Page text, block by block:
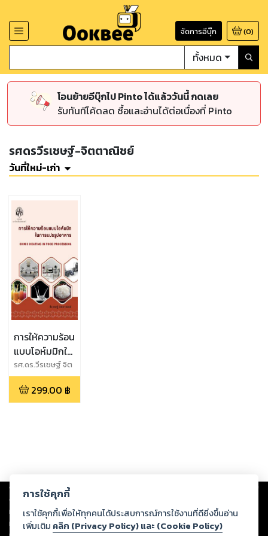
จัดการอีบุ๊ก (0)
ทั้งหมด
โอนย้ายอีบุ๊กไป Pinto ได้แล้ววันนี้ กดเลย
รับทันทีโค้ดลด ซื้อและอ่านได้ต่อเนื่องที่ Pinto
รศดรวีรเชษฐ์-จิตตาณิชย์
วันที่ใหม่-เก่า
การให้ความร้อน
แบบโอห์มมิกใน
การแปรรูป
อาหาร
รศ.ดร.วีรเชษฐ์ จิต
ตาณิชย์
299.00 ฿
Copyright © 2026
ต่อผลงานหรือเนื้อหาใดที่อัปโหลดผ่านเว็บไซต์และปรากฏว่าละเมิดสิทธิใน
ทรัพย์สินทางปัญญาของบุคคลอื่นหรือขัดต่อกฎหมายและศีลธรรม ดังนั้น ผู้อ่าน
ทุกท่านโปรดใช้วิจารณญาณในการกลั่นกรองด้วยตนเอง และหากท่านพบว่าส่วน
การใช้คุกกี้
เราใช้คุกกี้เพื่อให้ทุกคนได้ประสบการณ์การใช้งานที่ดียิ่งขึ้นอ่าน
เพิ่มเติม คลิก (Privacy Policy) และ (Cookie Policy)